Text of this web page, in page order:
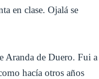
en clase. Ojalá se
Aranda de Duero. Fui a
hacía otros años